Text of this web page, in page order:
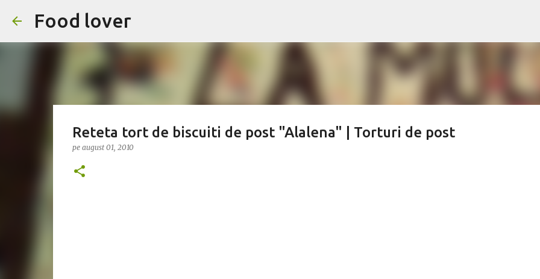
Food lover
Reteta tort de biscuiti de post "Alalena" | Torturi de post
pe august 01, 2010